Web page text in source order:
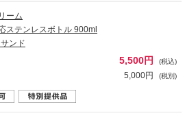
ーム
ステンレスボトル 900ml
ンド
5,500円 (税込)
5,000円 (税別)